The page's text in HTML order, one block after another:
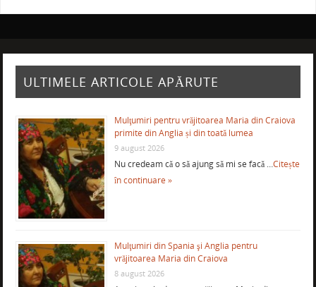
ULTIMELE ARTICOLE APĂRUTE
Mulţumiri pentru vrăjitoarea Maria din Craiova
primite din Anglia și din toată lumea
9 august 2026
Nu credeam că o să ajung să mi se facă …Citește
în continuare »
Mulţumiri din Spania şi Anglia pentru
vrăjitoarea Maria din Craiova
8 august 2026